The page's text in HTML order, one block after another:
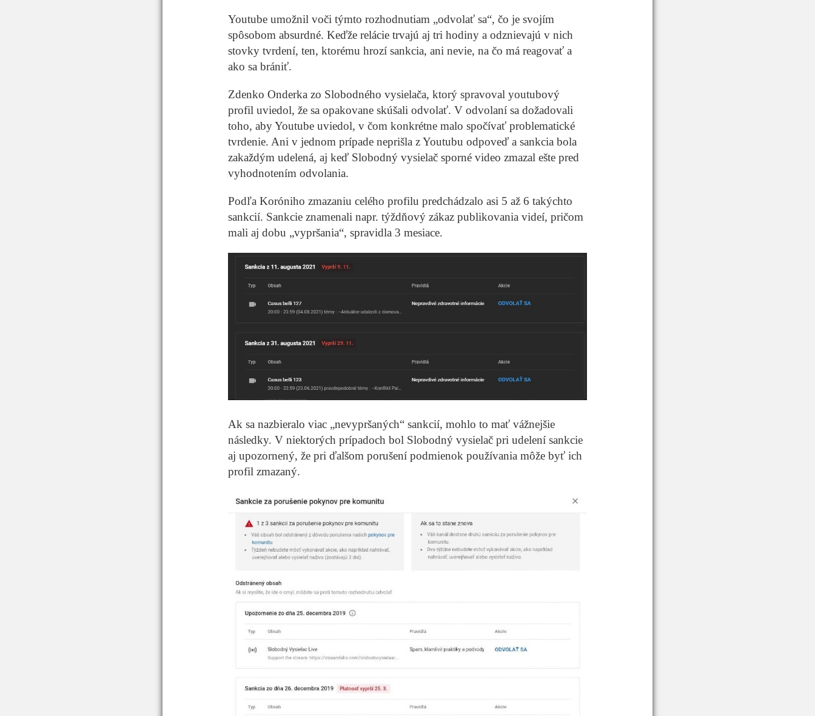
Youtube umožnil voči týmto rozhodnutiam „odvolať sa“, čo je svojím
spôsobom absurdné. Keďže relácie trvajú aj tri hodiny a odznievajú v nich
stovky tvrdení, ten, ktorému hrozí sankcia, ani nevie, na čo má reagovať a
ako sa brániť.
Zdenko Onderka zo Slobodného vysielača, ktorý spravoval youtubový
profil uviedol, že sa opakovane skúšali odvolať. V odvolaní sa dožadovali
toho, aby Youtube uviedol, v čom konkrétne malo spočívať problematické
tvrdenie. Ani v jednom prípade neprišla z Youtubu odpoveď a sankcia bola
zakaždým udelená, aj keď Slobodný vysielač sporné video zmazal ešte pred
vyhodnotením odvolania.
Podľa Koróniho zmazaniu celého profilu predchádzalo asi 5 až 6 takýchto
sankcií. Sankcie znamenali napr. týždňový zákaz publikovania videí, pričom
mali aj dobu „vypršania“, spravidla 3 mesiace.
Ak sa nazbieralo viac „nevypršaných“ sankcií, mohlo to mať vážnejšie
následky. V niektorých prípadoch bol Slobodný vysielač pri udelení sankcie
aj upozornený, že pri ďalšom porušení podmienok používania môže byť ich
profil zmazaný.